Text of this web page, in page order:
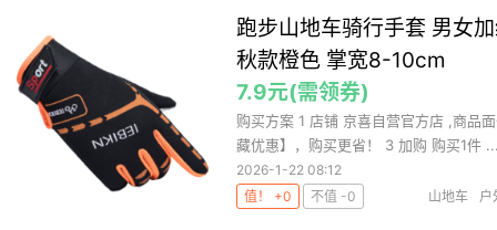
跑步山地车骑行手套 男女
秋款橙色 掌宽8-10cm
7.9元(需领券)
购买方案 1 店铺 京喜自营官方店 ,商品
藏优惠】，购买更省！ 3 加购 购买1件
2026-1-22 08:12
值！ +0
不值 -0 山地车 户